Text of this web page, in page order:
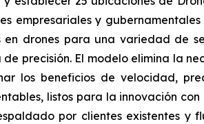
empresariales y gubernamentales
drones para una variedad de
precisión. El modelo elimina la
los beneficios de velocidad,
listos para la innovación con
por clientes existentes y